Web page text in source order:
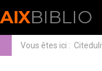
AIXBIBLIO
Vous êtes ici :